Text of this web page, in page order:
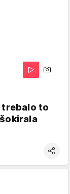
trebalo to